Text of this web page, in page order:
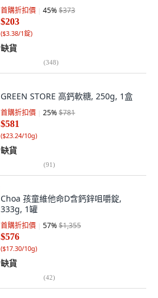
首購折扣價 45%$373
$203
($3.38/1錠)
缺貨
(348)
GREEN STORE 高鈣軟糖, 250g, 1盒
首購折扣價 25%$781
$581
($23.24/10g)
缺貨
(91)
Choa 孩童維他命D含鈣鋅咀嚼錠,
333g, 1罐
首購折扣價 57%$1,355
$576
($17.30/10g)
缺貨
(42)